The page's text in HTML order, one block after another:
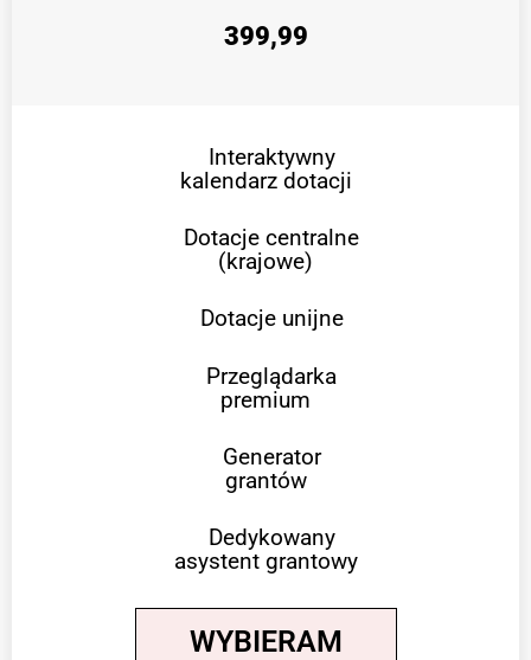
399,99
Interaktywny
kalendarz dotacji
Dotacje centralne
(krajowe)
Dotacje unijne
Przeglądarka
premium
Generator
grantów
Dedykowany
asystent grantowy
WYBIERAM